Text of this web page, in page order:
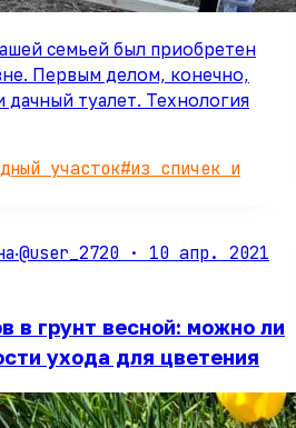
семьей был приобретен
Первым делом, конечно,
туалет. Технология
участок#из спичек и
·@user_2720 · 10 апр. 2021
в грунт весной: можно ли
ухода для цветения